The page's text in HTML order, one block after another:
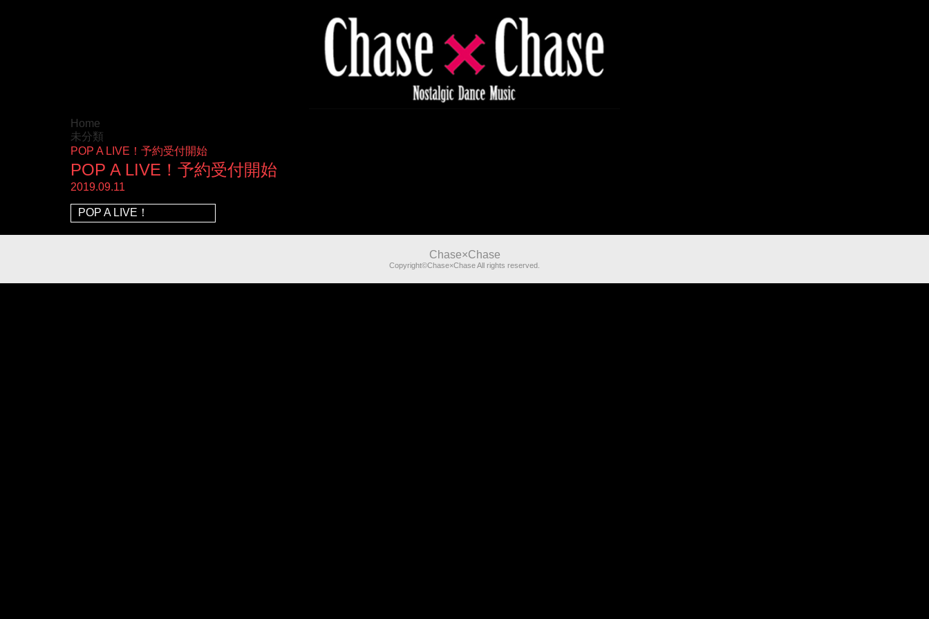
Home
未分類
POP A LIVE！予約受付開始
POP A LIVE！予約受付開始
2019.09.11
POP A LIVE！
Chase×Chase
Copyright©Chase×Chase All rights reserved.